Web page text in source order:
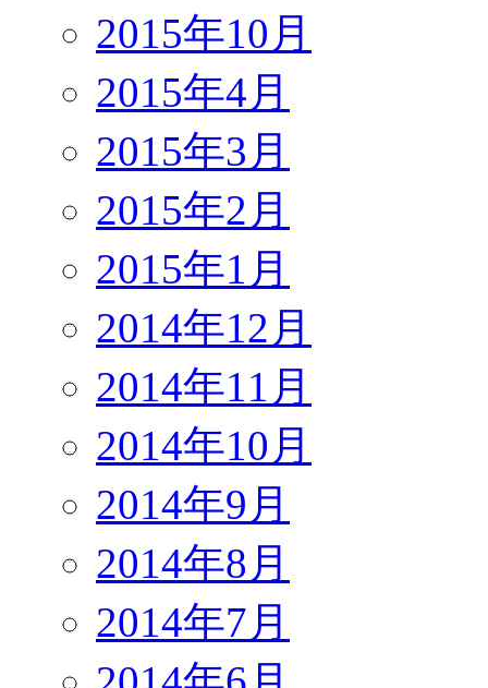
2015年10月
2015年4月
2015年3月
2015年2月
2015年1月
2014年12月
2014年11月
2014年10月
2014年9月
2014年8月
2014年7月